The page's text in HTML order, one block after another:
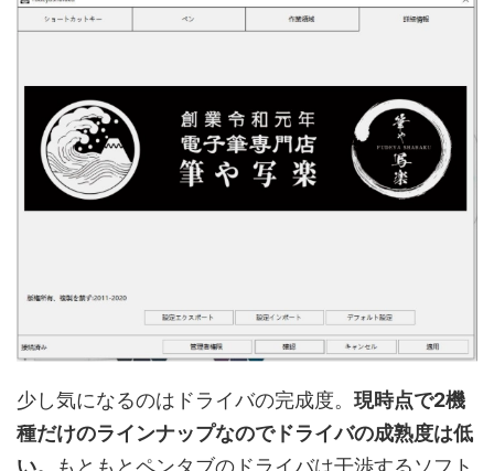
少し気になるのはドライバの完成度。 現時点で2機
種だけのラインナップなのでドライバの成熟度は低
い。
もともとペンタブのドライバは干渉するソフト